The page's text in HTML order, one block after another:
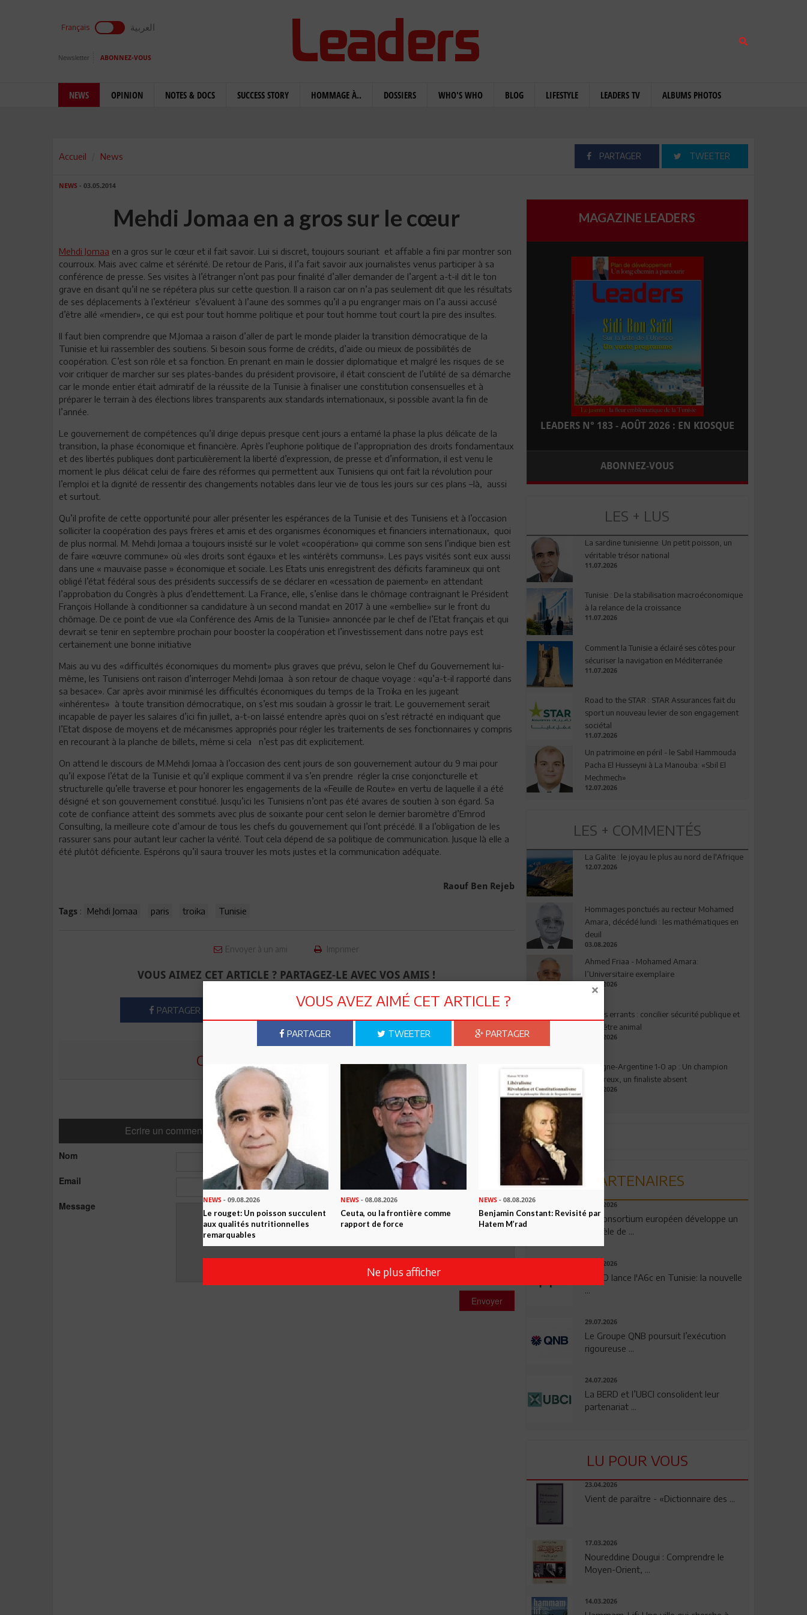
Français العربية
Newsletter ABONNEZ-VOUS
NEWS OPINION NOTES & DOCS SUCCESS STORY HOMMAGE À.. DOSSIERS WHO'S WHO BLOG LIFESTYLE LEADERS TV ALBUMS PHOTOS
Accueil News PARTAGER TWEETER
NEWS - 03.05.2014
Mehdi Jomaa en a gros sur le cœur
Mehdi Jomaa en a gros sur le cœur et il fait savoir. Lui si discret, toujours souriant et affable a fini par montrer son
courroux. Mais avec calme et sérénité. De retour de Paris, il l’a fait savoir aux journalistes venus participer à sa
conférence de presse. Ses visites à l’étranger n’ont pas pour finalité d’aller demander de l’argent a-t-il dit le ton
grave en disant qu’il ne se répétera plus sur cette question. Il a raison car on n’a pas seulement dit que les résultats
de ses déplacements à l’extérieur s’évaluent à l’aune des sommes qu’il a pu engranger mais on l’a aussi accusé
d’être allé «mendier», ce qui est pour tout homme politique et pour tout homme tout court la pire des insultes.
Il faut bien comprendre que M.Jomaa a raison d’aller de part le monde plaider la transition démocratique de la
Tunisie et lui rassembler des soutiens. Si besoin sous forme de crédits, d’aide ou mieux de possibilités de
coopération. C’est son rôle et sa fonction. En prenant en main le dossier diplomatique et malgré les risques de se
voir critiquer de marcher sur ses plates-bandes du président provisoire, il était conscient de l’utilité de sa démarche
car le monde entier était admiratif de la réussite de la Tunisie à finaliser une constitution consensuelles et à
préparer le terrain à des élections libres transparents aux standards internationaux, si possible avant la fin de
l’année.
Le gouvernement de compétences qu’il dirige depuis presque cent jours a entamé la phase la plus délicate de la
transition, la phase économique et financière. Après l’euphorie politique de l’appropriation des droits fondamentaux
et des libertés publiques dont particulièrement la liberté d’expression, de presse et d’information, il est venu le
moment le plus délicat celui de faire des réformes qui permettent aux Tunisiens qui ont fait la révolution pour
l’emploi et la dignité de ressentir des changements notables dans leur vie de tous les jours sur ces plans –là, aussi
et surtout.
Qu’il profite de cette opportunité pour aller présenter les espérances de la Tunisie et des Tunisiens et à l’occasion
solliciter la coopération des pays frères et amis et des organismes économiques et financiers internationaux, quoi
de plus normal. M. Mehdi Jomaa a toujours insisté sur le volet «coopération» qui comme son sens l’indique bien est
de faire «œuvre commune» où «les droits sont égaux» et les «intérêts communs». Les pays visités sont eux aussi
dans une « mauvaise passe » économique et sociale. Les Etats unis enregistrent des déficits faramineux qui ont
obligé l’état fédéral sous des présidents successifs de se déclarer en «cessation de paiement» en attendant
l’approbation du Congrès à plus d’endettement. La France, elle, s’enlise dans le chômage contraignant le Président
François Hollande à conditionner sa candidature à un second mandat en 2017 à une «embellie» sur le front du
chômage. De ce point de vue «la Conférence des Amis de la Tunisie» annoncée par le chef de l’Etat français et qui
devrait se tenir en septembre prochain pour booster la coopération et l’investissement dans notre pays est
certainement une bonne initiative
Mais au vu des «difficultés économiques du moment» plus graves que prévu, selon le Chef du Gouvernement lui-
même, les Tunisiens ont raison d’interroger Mehdi Jomaa à son retour de chaque voyage : «qu’a-t-il rapporté dans
sa besace». Car après avoir minimisé les difficultés économiques du temps de la Troïka en les jugeant
«inhérentes» à toute transition démocratique, on s’est mis soudain à grossir le trait. Le gouvernement serait
incapable de payer les salaires d’ici fin juillet, a-t-on laissé entendre après quoi on s’est rétracté en indiquant que
l’Etat dispose de moyens et de mécanismes appropriés pour régler les traitements de ses fonctionnaires y compris
en recourant à la planche de billets, même si cela n’est pas dit explicitement.
On attend le discours de M.Mehdi Jomaa à l’occasion des cent jours de son gouvernement autour du 9 mai pour
qu’il expose l’état de la Tunisie et qu’il explique comment il va s’en prendre régler la crise conjoncturelle et
structurelle qu’elle traverse et pour honorer les engagements de la «Feuille de Route» en vertu de laquelle il a été
désigné et son gouvernement constitué. Jusqu’ici les Tunisiens n’ont pas été avares de soutien à son égard. Sa
cote de confiance atteint des sommets avec plus de soixante pour cent selon le dernier baromètre d’Emrod
Consulting, la meilleure cote d’amour de tous les chefs du gouvernement qui l’ont précédé. Il a l’obligation de les
rassurer sans pour autant leur cacher la vérité. Tout cela dépend de sa politique de communication. Jusque là elle a
été plutôt déficiente. Espérons qu’il saura trouver les mots justes et la communication adéquate.
Raouf Ben Rejeb
Tags : Mehdi Jomaa paris troika Tunisie
Envoyer à un ami Imprimer
VOUS AIMEZ CET ARTICLE ? PARTAGEZ-LE AVEC VOS AMIS !
PARTAGER TWEETER ABONNEZ-VOUS
COMMENTER CET ARTICLE
0 Commentaires
Ecrire un commentaire Commenter
Nom
Email
Message
Envoyer
MAGAZINE LEADERS
LEADERS N° 183 - AOÛT 2026 : EN KIOSQUE
ABONNEZ-VOUS
LES + LUS
La sardine tunisienne: Un petit poisson, un
véritable trésor national
11.07.2026
Tunisie : De la stabilisation macroéconomique
à la relance de la croissance
11.07.2026
Comment la Tunisie a éclairé ses côtes pour
sécuriser la navigation en Méditerranée
11.07.2026
Road to the STAR : STAR Assurances fait du
sport un nouveau levier de son engagement
sociétal
11.07.2026
Un patrimoine en péril - le Sabil Hammouda
Pacha El Husseyni à La Manouba: «Sbil El
Mechmech»
12.07.2026
LES + COMMENTÉS
La Galite : le joyau le plus au nord de l'Afrique
12.07.2026
Hommages ponctués au recteur Mohamed
Amara, décédé lundi : les mathématiques en
deuil
03.08.2026
Ahmed Friaa - Mohamed Amara:
l’Universitaire exemplaire
04.08.2026
Chiens errants : concilier sécurité publique et
bien-être animal
17.07.2026
Espagne-Argentine 1-0 ap : Un champion
valeureux, un finaliste absent
19.07.2026
PARTENAIRES
06.08.2026
Un consortium européen développe un
modèle de ...
04.08.2026
OPPO lance l'A6c en Tunisie: la nouvelle
29.07.2026
Le Groupe QNB poursuit l’exécution
rigoureuse ...
24.07.2026
La BERD et l’UBCI consolident leur
partenariat ...
LU POUR VOUS
23.04.2026
Vient de paraître - «Dictionnaire des ...
17.03.2026
Noureddine Dougui : Comprendre le
Moyen-Orient, ...
14.03.2026
VOUS AVEZ AIMÉ CET ARTICLE ?
PARTAGER TWEETER PARTAGER
NEWS - 09.08.2026
Le rouget: Un poisson succulent
aux qualités nutritionnelles
remarquables
NEWS - 08.08.2026
Ceuta, ou la frontière comme
rapport de force
NEWS- 08.08.2026
Benjamin Constant: Revisité par
Hatem M’rad
Ne plus afficher